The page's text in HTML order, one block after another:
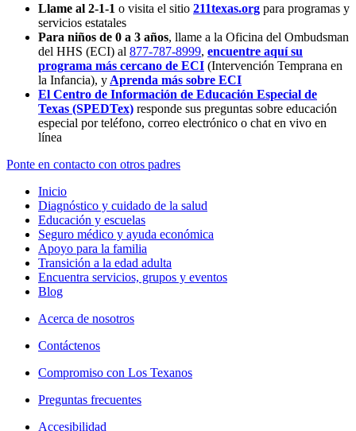
Llame al 2-1-1 o visita el sitio 211texas.org para programas y
servicios estatales
Para niños de 0 a 3 años, llame a la Oficina del Ombudsman
del HHS (ECI) al 877-787-8999, encuentre aquí su
programa más cercano de ECI (Intervención Temprana en
la Infancia), y Aprenda más sobre ECI
El Centro de Información de Educación Especial de
Texas (SPEDTex) responde sus preguntas sobre educación
especial por teléfono, correo electrónico o chat en vivo en
línea
Ponte en contacto con otros padres
Inicio
Diagnóstico y cuidado de la salud
Educación y escuelas
Seguro médico y ayuda económica
Apoyo para la familia
Transición a la edad adulta
Encuentra servicios, grupos y eventos
Blog
Acerca de nosotros
Contáctenos
Compromiso con Los Texanos
Preguntas frecuentes
Accesibilidad